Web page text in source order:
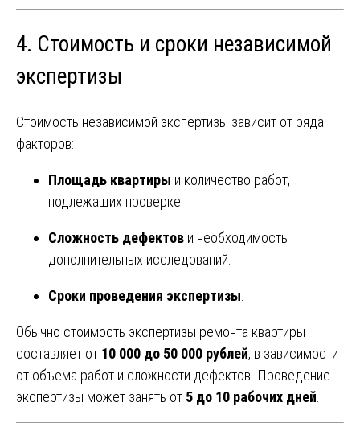
4. Стоимость и сроки независимой
экспертизы
Стоимость независимой экспертизы зависит от ряда
факторов:
Площадь квартиры и количество работ,
подлежащих проверке.
Сложность дефектов и необходимость
дополнительных исследований.
Сроки проведения экспертизы
Обычно стоимость экспертизы ремонта квартиры
составляет от 10 000 до 50 000 рублей, в зависимости
от объема работ и сложности дефектов. Проведение
экспертизы может занять от 5 до 10 рабочих дней